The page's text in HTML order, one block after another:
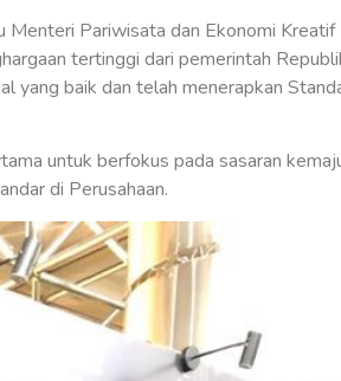
Menteri Pariwisata dan Ekonomi Kreatif
tertinggi dari pemerintah
yang baik dan telah menerapkan
untuk berfokus pada sasaran
di Perusahaan.